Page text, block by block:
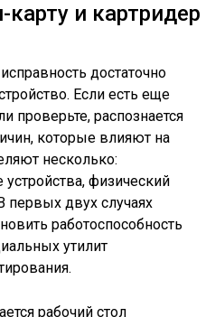
и картридер
достаточно
Если есть еще
проверьте, распознается
которые влияют на
несколько:
физический
первых двух случаях
работоспособность
утилит
рабочий стол